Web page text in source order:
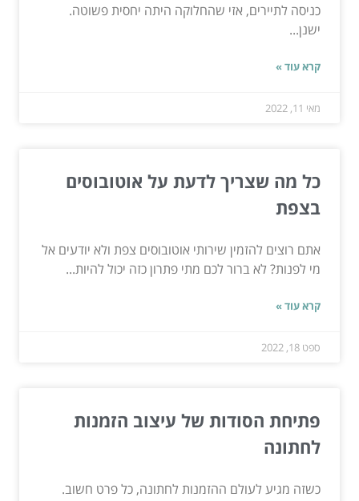
כניסה לתיירים, אזי שהחלוקה היתה יחסית פשוטה.
ישנן...
קרא עוד »
מאי 11, 2022
כל מה שצריך לדעת על אוטובוסים
בצפת
אתם רוצים להזמין שירותי אוטובוסים צפת ולא יודעים אל
מי לפנות? לא ברור לכם מתי פתרון כזה יכול להיות...
קרא עוד »
ספט 18, 2022
פתיחת הסודות של עיצוב הזמנות
לחתונה
כשזה מגיע לעולם ההזמנות לחתונה, כל פרט חשוב.